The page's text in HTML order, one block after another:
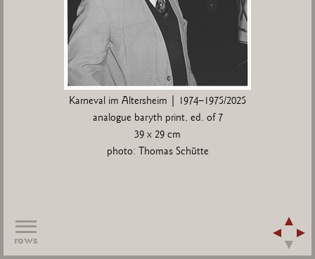
Karneval im Altersheim | 1974–1975/2025
analogue baryth print, ed. of 7
39 x 29 cm
photo: Thomas Schütte
rows